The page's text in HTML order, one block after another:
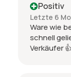
Positiv
Letzte 6
Ware wie
schnell
Verkäufer